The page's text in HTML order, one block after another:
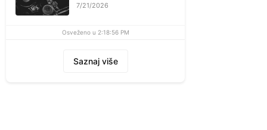
7/21/2026
Osveženo u 2:18:56 PM
Saznaj više